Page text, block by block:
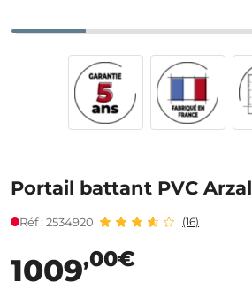
Portail battant PVC Arzal
Réf : 2534920 (16)
1009,00€